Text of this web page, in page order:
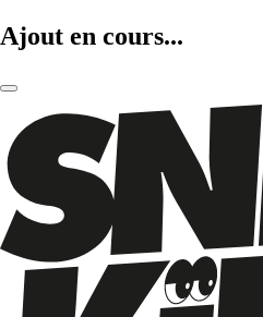
Ajout en cours...